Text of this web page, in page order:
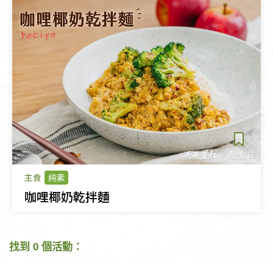
主食 純素
咖哩椰奶乾拌麵
找到 0 個活動：